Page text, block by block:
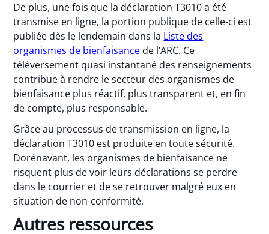
De plus, une fois que la déclaration T3010 a été
transmise en ligne, la portion publique de celle-ci est
publiée dès le lendemain dans la Liste des
organismes de bienfaisance de l’ARC. Ce
téléversement quasi instantané des renseignements
contribue à rendre le secteur des organismes de
bienfaisance plus réactif, plus transparent et, en fin
de compte, plus responsable.
Grâce au processus de transmission en ligne, la
déclaration T3010 est produite en toute sécurité.
Dorénavant, les organismes de bienfaisance ne
risquent plus de voir leurs déclarations se perdre
dans le courrier et de se retrouver malgré eux en
situation de non-conformité.
Autres ressources